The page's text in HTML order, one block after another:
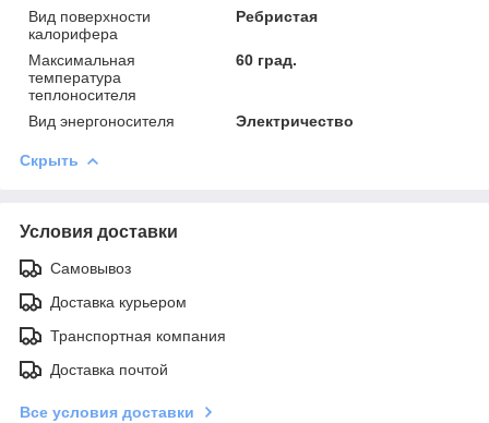
Вид поверхности
калорифера
Ребристая
Максимальная
температура
теплоносителя
60 град.
Вид энергоносителя Электричество
Скрыть
Условия доставки
Самовывоз
Доставка курьером
Транспортная компания
Доставка почтой
Все условия доставки